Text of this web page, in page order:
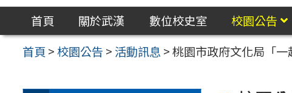
區
首頁 關於武漢 數位校史室 校園公告
首頁 >校園公告 > 活動訊息 >桃園市政府文化局「